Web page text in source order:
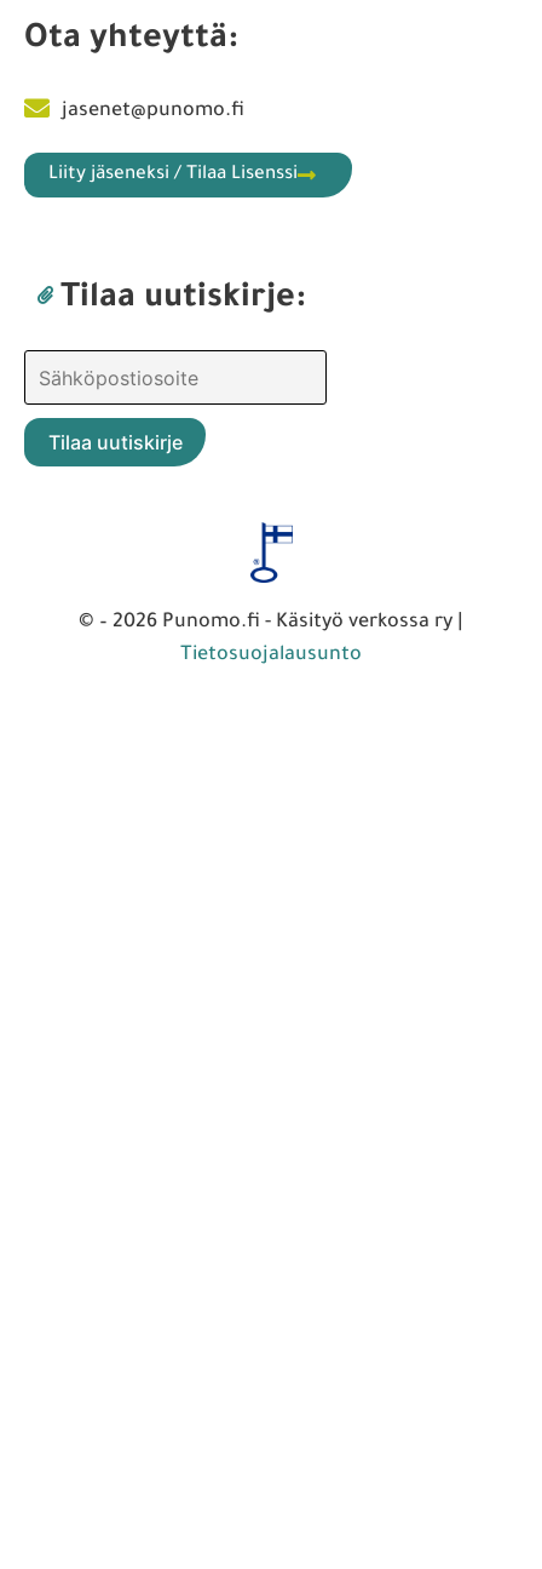
Ota yhteyttä:
jasenet@punomo.fi
Liity jäseneksi / Tilaa Lisenssi
Tilaa uutiskirje:
© – 2026 Punomo.fi - Käsityö verkossa ry |
Tietosuojalausunto